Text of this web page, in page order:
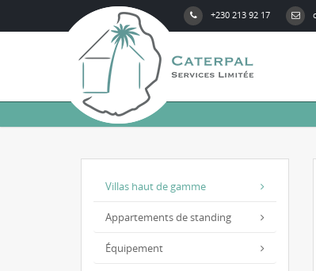
+230 213 92 17
Villas haut de gamme
Appartements de standing
Équipement